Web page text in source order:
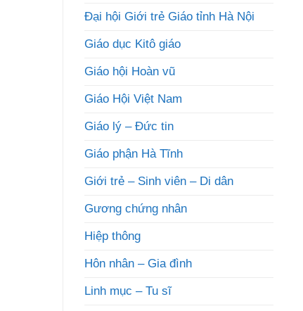
Đại hội Giới trẻ Giáo tỉnh Hà Nội
Giáo dục Kitô giáo
Giáo hội Hoàn vũ
Giáo Hội Việt Nam
Giáo lý – Đức tin
Giáo phận Hà Tĩnh
Giới trẻ – Sinh viên – Di dân
Gương chứng nhân
Hiệp thông
Hôn nhân – Gia đình
Linh mục – Tu sĩ